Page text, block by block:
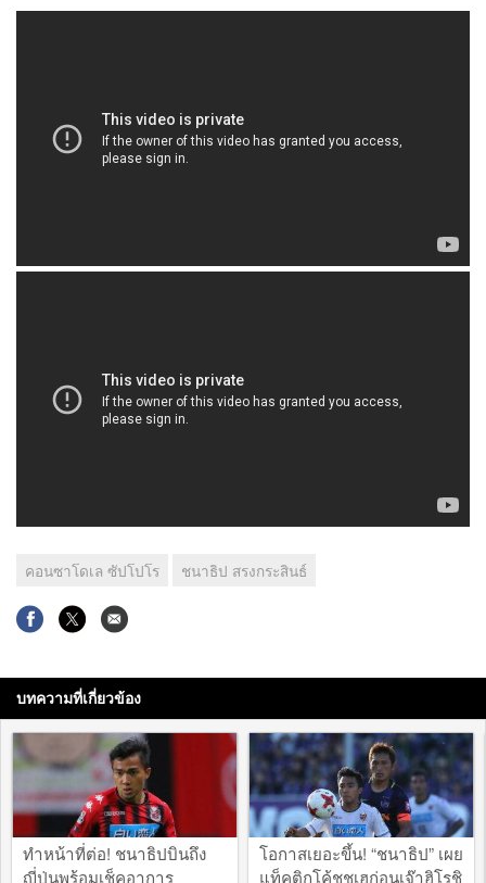
คอนซาโดเล ซัปโปโร ชนาธิป สรงกระสินธ์
บทความที่เกี่ยวข้อง
ทำหน้าที่ต่อ! ชนาธิปบินถึง
ญี่ปุ่นพร้อมเช็คอาการ
โอกาสเยอะขึ้น! “ชนาธิป” เผย
แท็คติกโค้ชชูเฮก่อนเจ๊าฮิโรชิ